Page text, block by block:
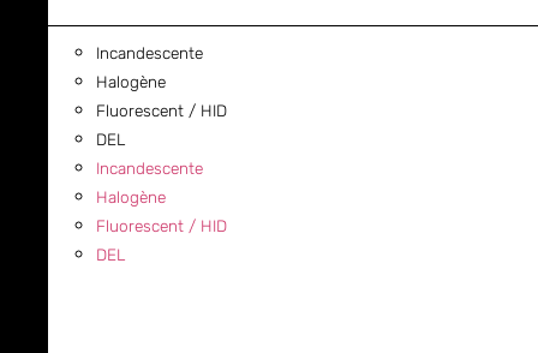
Incandescente
Halogène
Fluorescent / HID
DEL
Incandescente
Halogène
Fluorescent / HID
DEL